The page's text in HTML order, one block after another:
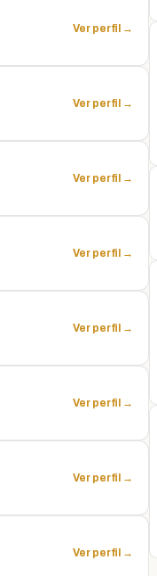
Ver perfil →
Ver perfil →
Ver perfil →
Ver perfil →
Ver perfil →
Ver perfil →
Ver perfil →
Ver perfil →